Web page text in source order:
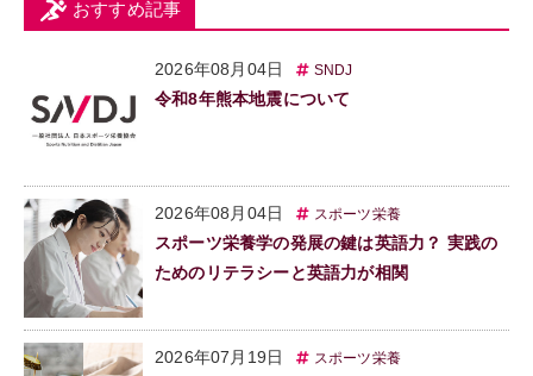
おすすめ記事
2026年08月04日 SNDJ
令和8年熊本地震について
2026年08月04日 スポーツ栄養
スポーツ栄養学の発展の鍵は英語力？ 実践の
ためのリテラシーと英語力が相関
2026年07月19日 スポーツ栄養